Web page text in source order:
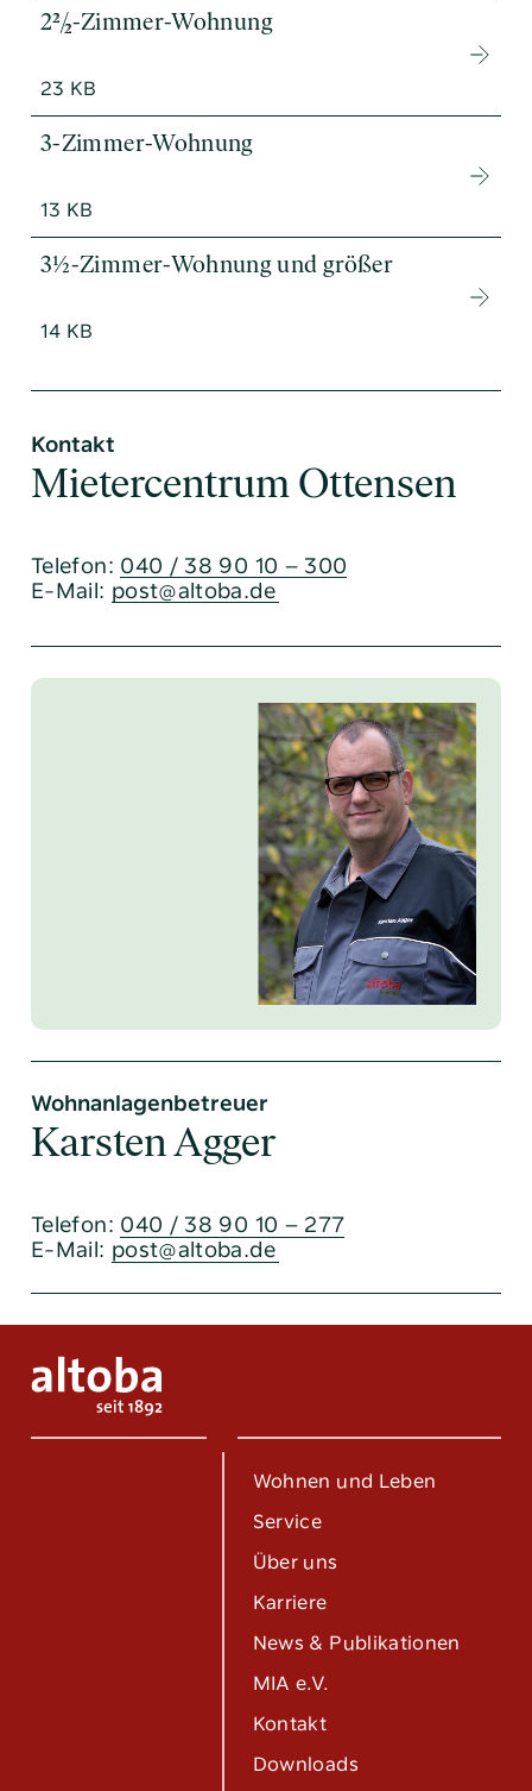
22/2-Zimmer-Wohnung
23 KB
3-Zimmer-Wohnung
13 KB
3½-Zimmer-Wohnung und größer
14 KB
Kontakt
Mietercentrum Ottensen
Telefon: 040 / 38 90 10 – 300
E-Mail: post@altoba.de
Wohnanlagenbetreuer
Karsten Agger
Telefon: 040 / 38 90 10 – 277
E-Mail: post@altoba.de
Wohnen und Leben
Service
Über uns
Karriere
News & Publikationen
MIA e.V.
Kontakt
Downloads